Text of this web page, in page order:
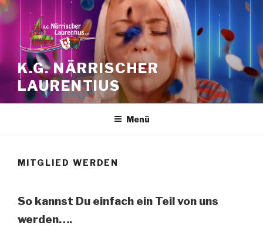
Zum
Inhalt
springen
K.G. NÄRRISCHER
LAURENTIUS
Menü
MITGLIED WERDEN
So kannst Du einfach ein Teil von uns
werden….